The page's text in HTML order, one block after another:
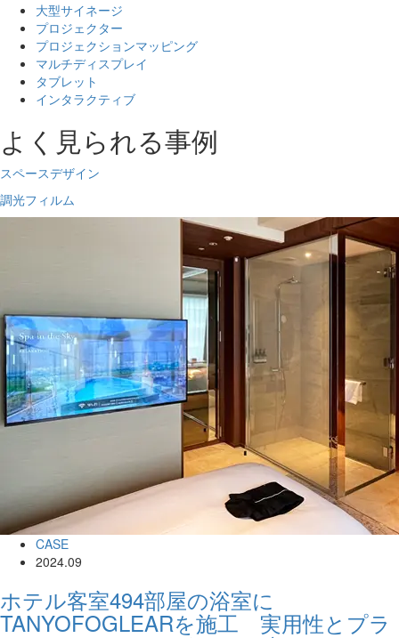
大型サイネージ
プロジェクター
プロジェクションマッピング
マルチディスプレイ
タブレット
インタラクティブ
よく見られる事例
スペースデザイン
調光フィルム
CASE
2024.09
ホテル客室494部屋の浴室に
TANYOFOGLEARを施工 実用性とプラ